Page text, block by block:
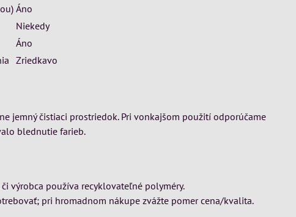
Áno
Niekedy
Áno
Zriedkavo
jemný čistiaci prostriedok. Pri vonkajšom použití odporúčame
blednutie farieb.
výrobca používa recyklovateľné polyméry.
pri hromadnom nákupe zvážte pomer cena/kvalita.